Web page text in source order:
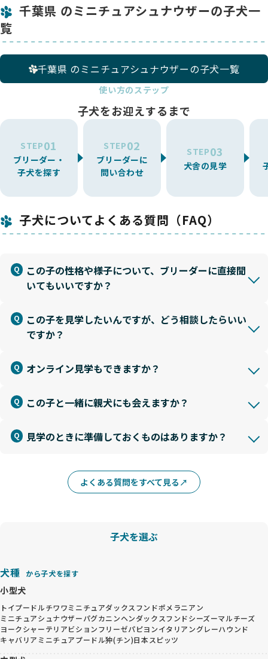
千葉県 のミニチュアシュナウザーの子犬一
覧
千葉県 のミニチュアシュナウザーの子犬一覧
使い方のステップ
子犬をお迎えするまで
STEP01
ブリーダー・
子犬を探す
STEP02
ブリーダーに
問い合わせ
STEP03
犬舎の見学
子犬についてよくある質問（FAQ）
この子の性格や様子について、ブリーダーに直接聞
いてもいいですか？
この子を見学したいんですが、どう相談したらいい
ですか？
オンライン見学もできますか？
この子と一緒に親犬にも会えますか？
見学のときに準備しておくものはありますか？
よくある質問をすべて見る
子犬を選ぶ
犬種 から子犬を探す
小型犬
トイプードルチワワミニチュアダックスフンドポメラニアン
ミニチュアシュナウザーパグカニンヘンダックスフンドシーズーマルチーズ
ヨークシャーテリアビションフリーゼパピヨンイタリアングレーハウンド
キャバリア ミニチュアプードル狆(チン)日本スピッツ